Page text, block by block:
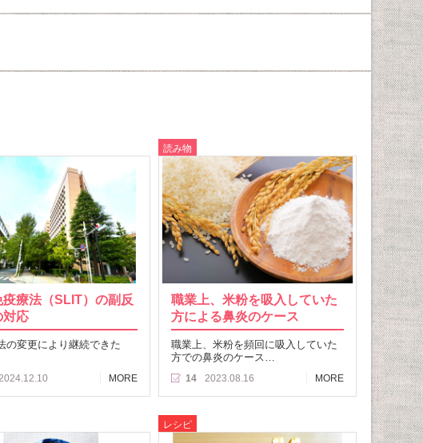
疫療法（SLIT）の副反
対応
の変更により継続できた
MORE
読み物
職業上、米粉を吸入していた
方による鼻炎のケース
職業上、米粉を頻回に吸入していた
方での鼻炎のケース…
14 2023.08.16 MORE
レシピ